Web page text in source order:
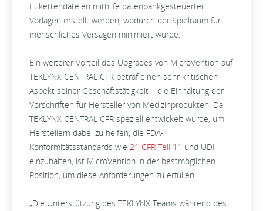
Etikettendateien mithilfe datenbankgesteuerter
Vorlagen erstellt werden, wodurch der Spielraum für
menschliches Versagen minimiert wurde.
Ein weiterer Vorteil des Upgrades von MicroVention auf
TEKLYNX CENTRAL CFR betraf einen sehr kritischen
Aspekt seiner Geschäftstätigkeit – die Einhaltung der
Vorschriften für Hersteller von Medizinprodukten. Da
TEKLYNX CENTRAL CFR speziell entwickelt wurde, um
Herstellern dabei zu helfen, die FDA-
Konformitätsstandards wie 21 CFR Teil 11 und UDI
einzuhalten, ist MicroVention in der bestmöglichen
Position, um diese Anforderungen zu erfüllen.
„Die Unterstützung des TEKLYNX Teams während des